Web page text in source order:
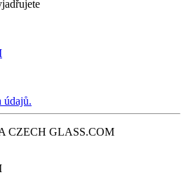
údajů.
CZECH GLASS.COM